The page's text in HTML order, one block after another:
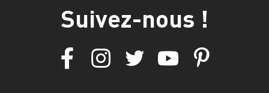
Suivez-nous !